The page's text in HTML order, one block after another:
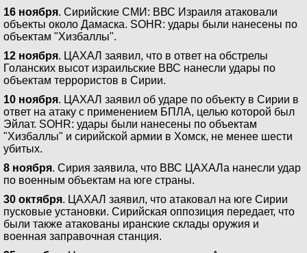
16 ноября. Сирийские СМИ: ВВС Израиля атаковали
объекты около Дамаска. SOHR: удары были нанесены по
объектам "Хизбаллы".
12 ноября. ЦАХАЛ заявил, что в ответ на обстрелы
Голанских высот израильские ВВС нанесли удары по
объектам террористов в Сирии.
10 ноября. ЦАХАЛ заявил об ударе по объекту в Сирии в
ответ на атаку с применением БПЛА, целью которой был
Эйлат. SOHR: удары были нанесены по объектам
"Хизбаллы" и сирийской армии в Хомск, не менее шести
убитых.
8 ноября. Сирия заявила, что ВВС ЦАХАЛа нанесли удар
по военным объектам на юге страны.
30 октября. ЦАХАЛ заявил, что атаковал на юге Сирии
пусковые установки. Сирийская оппозиция передает, что
были также атакованы иранские склады оружия и
военная заправочная станция.